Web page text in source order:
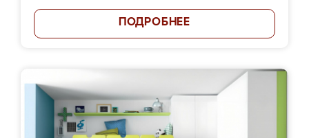
ПОДРОБНЕЕ